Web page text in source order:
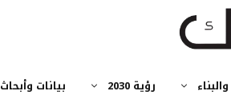
رؤية 2030 بيانات وأبحاث